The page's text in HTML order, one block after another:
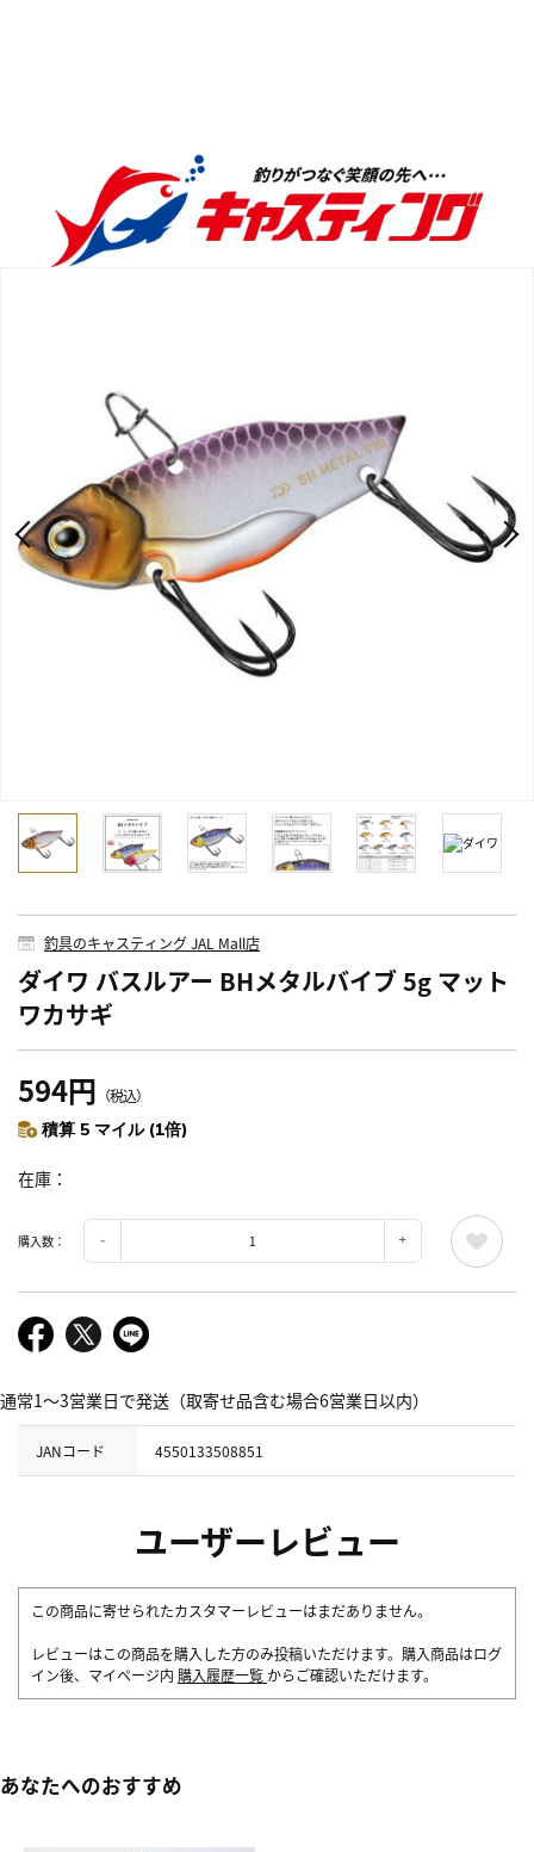
釣具のキャスティング JAL Mall店
ダイワ バスルアー BHメタルバイブ 5g マット
ワカサギ
594円 （税込）
積算 5 マイル (1倍)
在庫
購入数：
通常1～3営業日で発送（取寄せ品含む場合6営業日以内）
JANコード 4550133508851
ユーザーレビュー
この商品に寄せられたカスタマーレビューはまだありません。
レビューはこの商品を購入した方のみ投稿いただけます。購入商品はログ
イン後、マイページ内 購入履歴一覧 からご確認いただけます。
あなたへのおすすめ